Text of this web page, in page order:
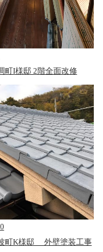
町I様邸 2階全面改修
町K様邸 外壁塗装工事